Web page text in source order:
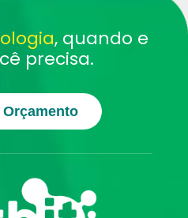
, quando e
precisa.